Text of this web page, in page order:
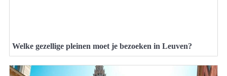
Welke gezellige pleinen moet je bezoeken in Leuven?